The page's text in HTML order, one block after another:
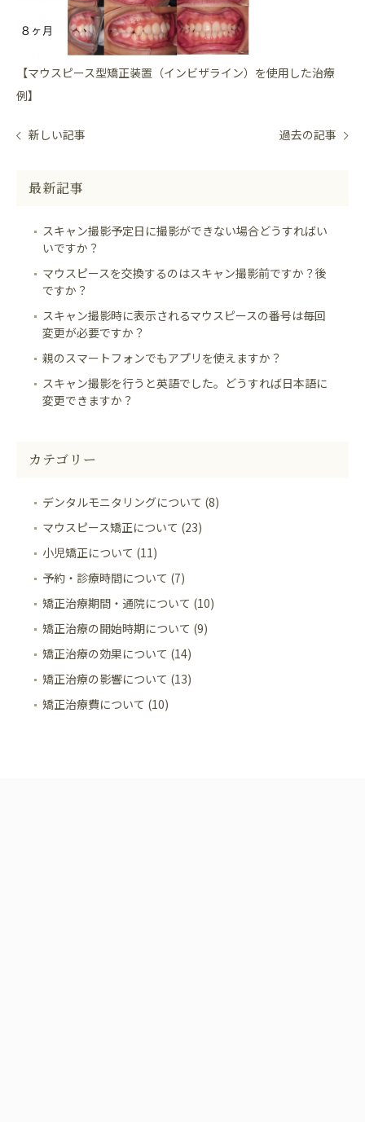
【マウスピース型矯正装置（インビザライン）を使用した治療
例】
新しい記事 過去の記事
最新記事
スキャン撮影予定日に撮影ができない場合どうすればい
いですか？
マウスピースを交換するのはスキャン撮影前ですか？後
ですか？
スキャン撮影時に表示されるマウスピースの番号は毎回
変更が必要ですか？
親のスマートフォンでもアプリを使えますか？
スキャン撮影を行うと英語でした。どうすれば日本語に
変更できますか？
カテゴリー
デンタルモニタリングについて (8)
マウスピース矯正について (23)
小児矯正について (11)
予約・診療時間について (7)
矯正治療期間・通院について (10)
矯正治療の開始時期について (9)
矯正治療の効果について (14)
矯正治療の影響について (13)
矯正治療費について (10)